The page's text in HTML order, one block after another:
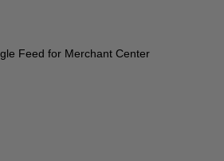
Feed for Merchant Center